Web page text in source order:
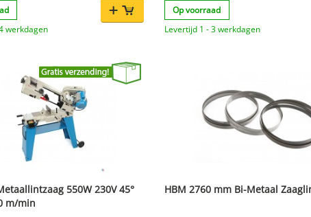
werkdagen
Op voorraad
Levertijd 1 - 3 werkdagen
550W 230V 45°
m/min
HBM 2760 mm Bi-Metaal